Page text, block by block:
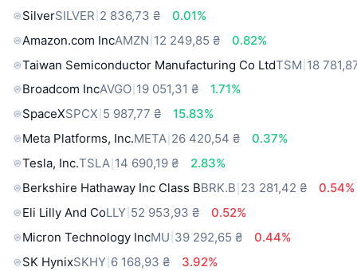
SilverSILVER 2 836,73 ₴
0.01%
Amazon.com IncAMZN 12 249,85 ₴
0.82%
Taiwan Semiconductor Manufacturing Co LtdTSM 18
Broadcom IncAVGO 19 051,31 ₴
1.71%
SpaceXSPCX 5 987,77 ₴
15.83%
Meta Platforms, Inc.META 26 420,54 ₴
0.37%
Tesla, Inc.TSLA 14 690,19 ₴
2.83%
Berkshire Hathaway Inc Class BBRK.B 23 281,42 ₴
0.54%
Eli Lilly And CoLLY 52 953,93 ₴
0.52%
Micron Technology IncMU 39 292,65 ₴
0.44%
SK HynixSKHY 6 168,93 ₴
3.92%